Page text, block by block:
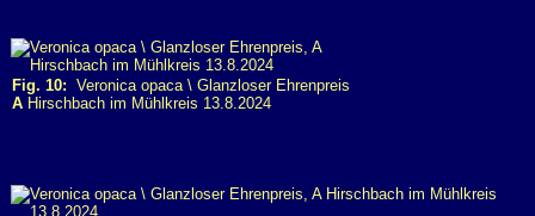
Fig. 10: Veronica opaca \ Glanzloser Ehrenpreis
A Hirschbach im Mühlkreis 13.8.2024